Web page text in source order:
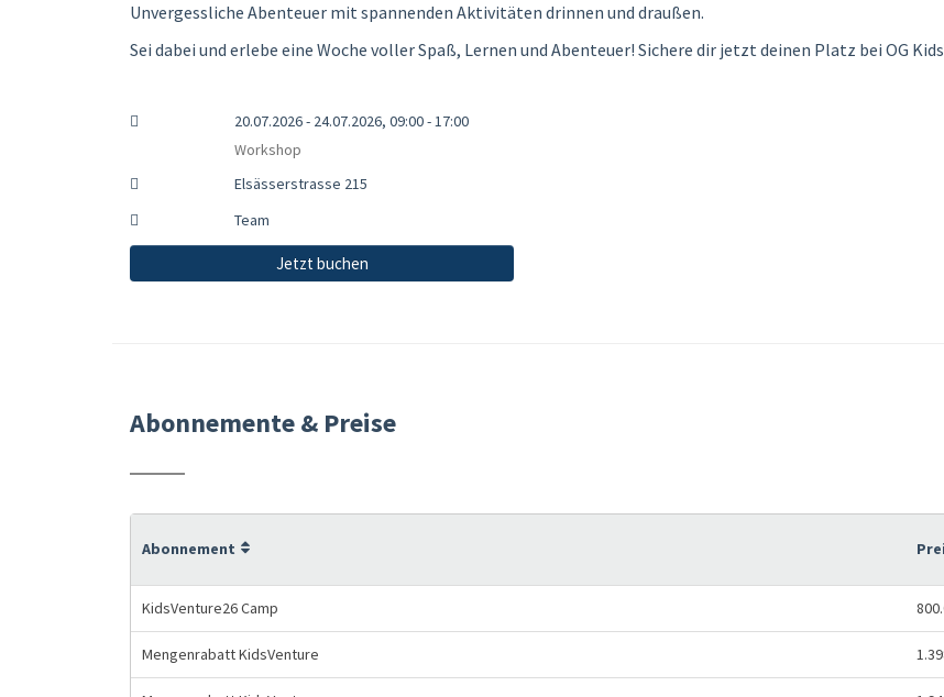
Unvergessliche Abenteuer mit spannenden Aktivitäten drinnen und draußen.
Sei dabei und erlebe eine Woche voller Spaß, Lernen und Abenteuer! Sichere dir jetzt deinen Platz bei OG
20.07.2026 - 24.07.2026, 09:00 - 17:00
Workshop
Elsässerstrasse 215
Team
Jetzt buchen
Abonnemente & Preise
Abonnement
KidsVenture26 Camp
Mengenrabatt KidsVenture